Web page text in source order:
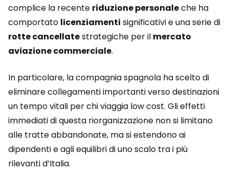
complice la recente riduzione personaleche ha
comportato licenziamenti significativi e una serie di
rotte cancellatestrategiche per il mercato
aviazione commerciale.
In particolare, la compagnia spagnola ha scelto di
eliminare collegamenti importanti verso destinazioni
un tempo vitali per chi viaggia low cost. Gli effetti
immediati di questa riorganizzazione non si limitano
alle tratte abbandonate, ma si estendono ai
dipendenti e agli equilibri di uno scalo tra i più
rilevanti d’Italia.